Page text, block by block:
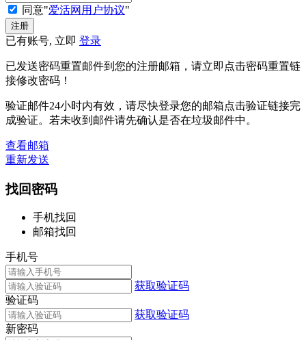
同意"爱活网用户协议"
已有账号, 立即 登录
已发送密码重置邮件到您的注册邮箱，请立即点击密码重置链
接修改密码！
验证邮件24小时内有效，请尽快登录您的邮箱点击验证链接完
成验证。若未收到邮件请先确认是否在垃圾邮件中。
查看邮箱
重新发送
找回密码
手机找回
邮箱找回
手机号
获取验证码
验证码
获取验证码
新密码